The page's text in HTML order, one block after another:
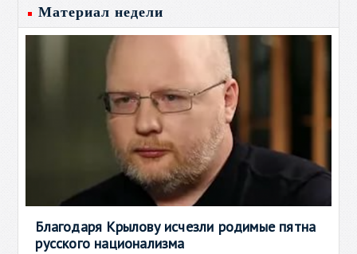
Материал недели
Благодаря Крылову исчезли родимые пятна
русского национализма